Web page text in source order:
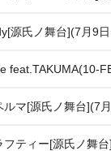
源氏ノ舞台](7月9
feat.TAKUMA(10-
ルマ[源氏ノ舞台](7
フティー[源氏ノ舞